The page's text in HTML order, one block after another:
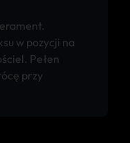
w pozycji na
Pełen
przy